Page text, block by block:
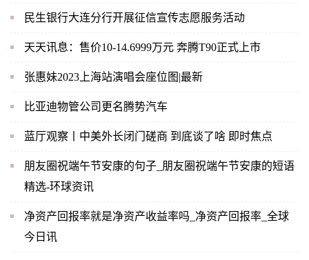
民生银行大连分行开展征信宣传志愿服务活动
天天讯息：售价10-14.6999万元 奔腾T90正式上市
张惠妹2023上海站演唱会座位图|最新
比亚迪物管公司更名腾势汽车
蓝厅观察丨中美外长闭门磋商 到底谈了啥 即时焦点
朋友圈祝端午节安康的句子_朋友圈祝端午节安康的短语
精选-环球资讯
净资产回报率就是净资产收益率吗_净资产回报率_全球
今日讯